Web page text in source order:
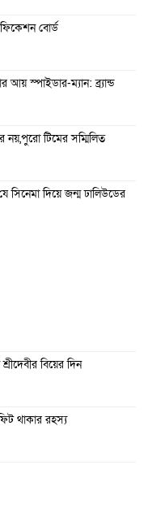
বোর্ড
আয় স্পাইডার-ম্যান: ব্র্যান্ড
টিমের সম্মিলিত
দিয়ে জন্ম ঢালিউডের
বিয়ের দিন
থাকার রহস্য